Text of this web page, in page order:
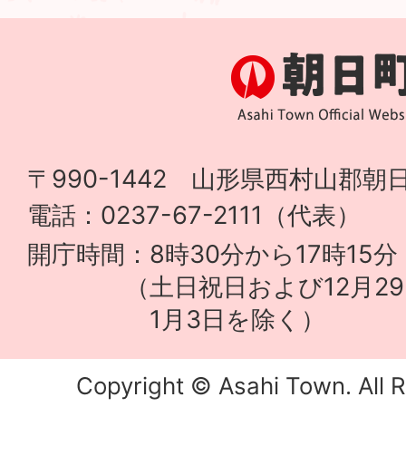
〒990-1442 山形県西村山郡朝
電話：0237-67-2111（代表）
開庁時間：8時30分から17時15分
（土日祝日および12月29
1月3日を除く）
Copyright © Asahi Town. All